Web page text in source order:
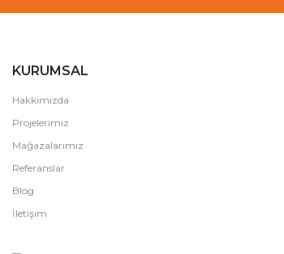
KURUMSAL
Hakkımızda
Projelerimiz
Mağazalarımız
Referanslar
Blog
İletişim